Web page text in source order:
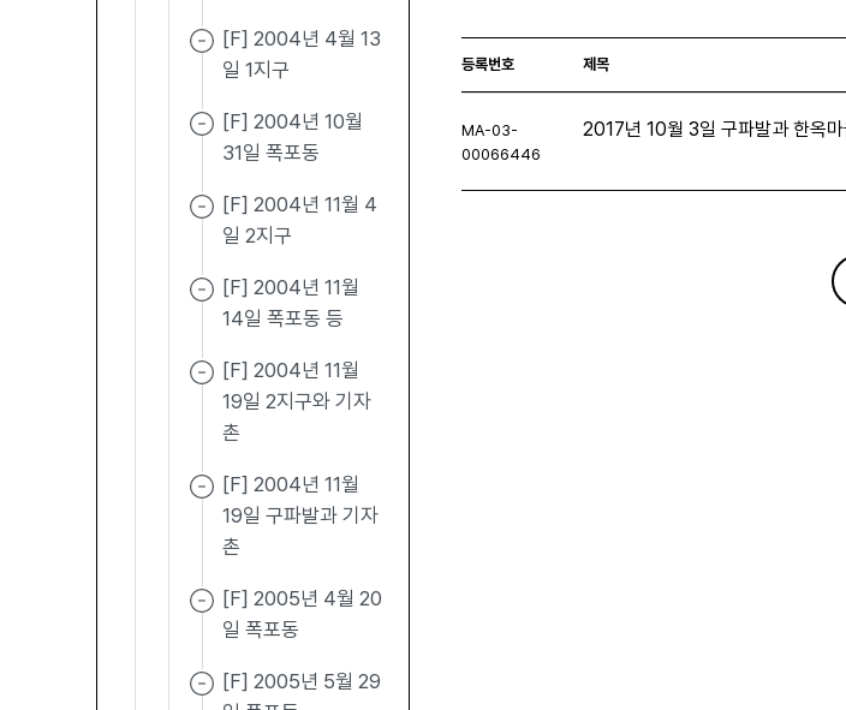
[F] 2004년 4월 13
일 1지구
[F] 2004년 10월
31일 폭포동
[F] 2004년 11월 4
일 2지구
[F] 2004년 11월
14일 폭포동 등
[F] 2004년 11월
19일 2지구와 기자
촌
[F] 2004년 11월
19일 구파발과 기자
촌
[F] 2005년 4월 20
일 폭포동
[F] 2005년 5월 29
등록번호 제목
MA-03-
00066446
2017년 10월 3일 구파발과 한옥마
처음페이지이전페이지